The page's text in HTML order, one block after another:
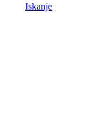
Iskanje